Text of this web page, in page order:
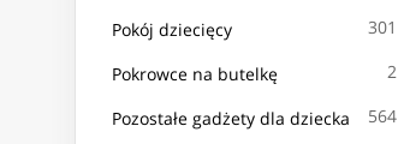
Pokój dziecięcy 301
Pokrowce na butelkę 2
Pozostałe gadżety dla dziecka 564